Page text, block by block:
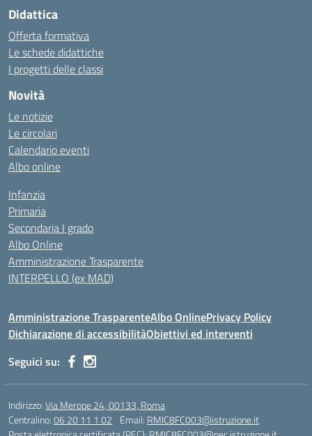
Didattica
Offerta formativa
Le schede didattiche
I progetti delle classi
Novità
Le notizie
Le circolari
Calendario eventi
Albo online
Infanzia
Primaria
Secondaria I grado
Albo Online
Amministrazione Trasparente
INTERPELLO (ex MAD)
Amministrazione TrasparenteAlbo OnlinePrivacy Policy
Dichiarazione di accessibilitàObiettivi ed interventi
Seguici su:
Indirizzo:Via Merope 24, 00133, Roma
Centralino:06 20 11 1 02 Email: RMIC8FC003@istruzione.it